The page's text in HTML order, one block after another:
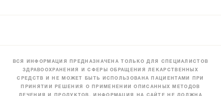
ВСЯ ИНФОРМАЦИЯ ПРЕДНАЗНАЧЕНА ТОЛЬКО ДЛЯ СПЕЦИАЛИСТОВ
ЗДРАВООХРАНЕНИЯ И СФЕРЫ ОБРАЩЕНИЯ ЛЕКАРСТВЕННЫХ
СРЕДСТВ И НЕ МОЖЕТ БЫТЬ ИСПОЛЬЗОВАНА ПАЦИЕНТАМИ ПРИ
ПРИНЯТИИ РЕШЕНИЯ О ПРИМЕНЕНИИ ОПИСАННЫХ МЕТОДОВ